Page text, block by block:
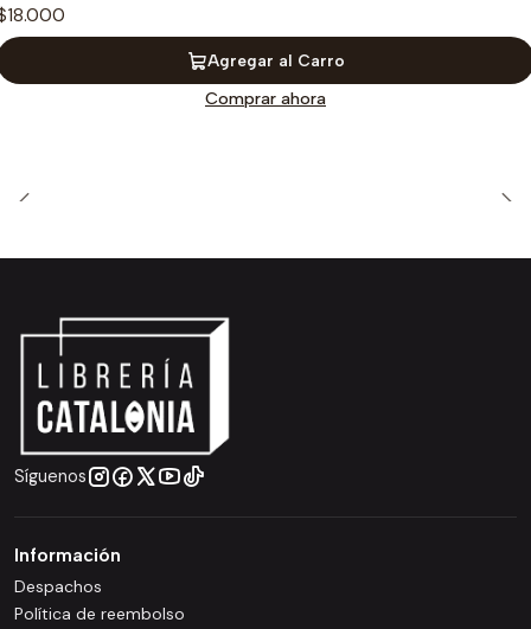
Agregar al Carro
Comprar ahora
Síguenos
Información
Despachos
Política de reembolso